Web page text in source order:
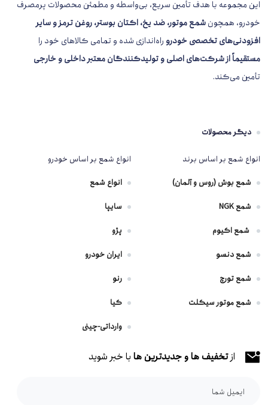
این مجموعه با هدف تأمین سریع، بی‌واسطه و مطمئن محصولات پرمصرف
خودرو، همچونشمع موتور، ضد یخ، اکتان بوستر، روغن ترمز و سایر
افزودنی‌های تخصصی خودرو راه‌اندازی شده و تمامی کالاهای خود را
مستقیماً از شرکت‌های اصلی و تولیدکنندگان معتبر داخلی و خارجی
تأمین می‌کند.
دیگر محصولات
انواع شمع بر اساس برند
شمع بوش (روس و آلمان)
شمع NGK
شمع اکیوم
شمع دنسو
شمع تورچ
شمع موتور سیکلت
انواع شمع بر اساس خودرو
انواع شمع
سایپا
پژو
ایران خودرو
رنو
کیا
وارداتی-چینی
ازتخفیف ها و جدیدترین ها با خبر شوید